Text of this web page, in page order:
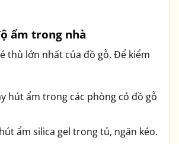
ẩm trong nhà
thù lớn nhất của đồ gỗ. Để kiểm
hút ẩm trong các phòng có đồ gỗ
ẩm silica gel trong tủ, ngăn kéo.